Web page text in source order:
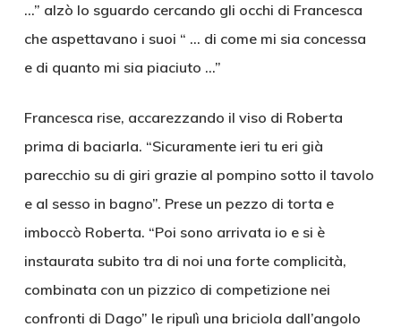
…” alzò lo sguardo cercando gli occhi di Francesca
che aspettavano i suoi “ … di come mi sia concessa
e di quanto mi sia piaciuto …”
Francesca rise, accarezzando il viso di Roberta
prima di baciarla. “Sicuramente ieri tu eri già
parecchio su di giri grazie al pompino sotto il tavolo
e al sesso in bagno”. Prese un pezzo di torta e
imboccò Roberta. “Poi sono arrivata io e si è
instaurata subito tra di noi una forte complicità,
combinata con un pizzico di competizione nei
confronti di Dago” le ripulì una briciola dall’angolo